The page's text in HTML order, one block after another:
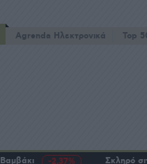
Agrenda Ηλεκτρονικά Top
Βαμβάκι -2,37% Σκληρό